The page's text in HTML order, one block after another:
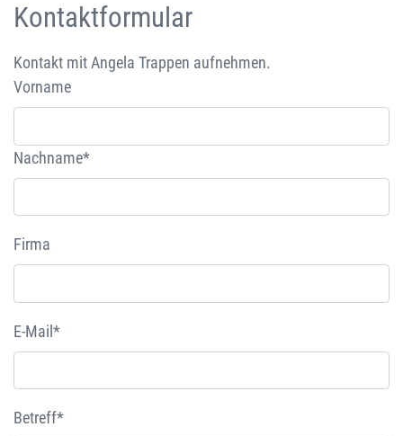
Kontaktformular
Kontakt mit Angela Trappen aufnehmen.
Vorname
Nachname*
Firma
E-Mail*
Betreff*